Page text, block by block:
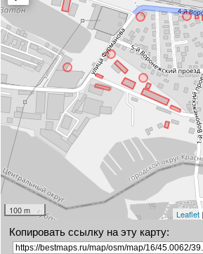
marker
100 m Leaflet
Копировать ссылку на эту карту: